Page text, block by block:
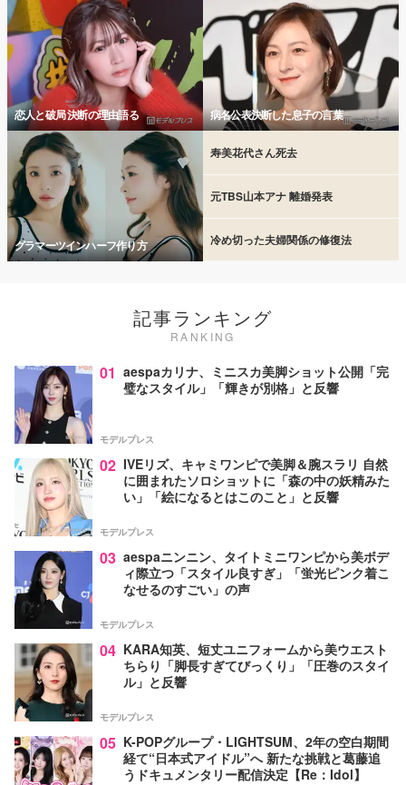
恋人と破局 決断の理由語る 病名公表決断した息子の言葉
グラマーツインハーフ作り方
寿美花代さん死去
元TBS山本アナ 離婚発表
冷め切った夫婦関係の修復法
記事ランキング
RANKING
01 aespaカリナ、ミニスカ美脚ショット公開「完
璧なスタイル」「輝きが別格」と反響
モデルプレス
02 IVEリズ、キャミワンピで美脚＆腕スラリ 自然
に囲まれたソロショットに「森の中の妖精みた
い」「絵になるとはこのこと」と反響
モデルプレス
03 aespaニンニン、タイトミニワンピから美ボデ
ィ際立つ「スタイル良すぎ」「蛍光ピンク着こ
なせるのすごい」の声
モデルプレス
04 KARA知英、短丈ユニフォームから美ウエスト
ちらり「脚長すぎてびっくり」「圧巻のスタイ
ル」と反響
モデルプレス
05 K-POPグループ・LIGHTSUM、2年の空白期間
経て“日本式アイドル”へ 新たな挑戦と葛藤追
うドキュメンタリー配信決定【Re：Idol】